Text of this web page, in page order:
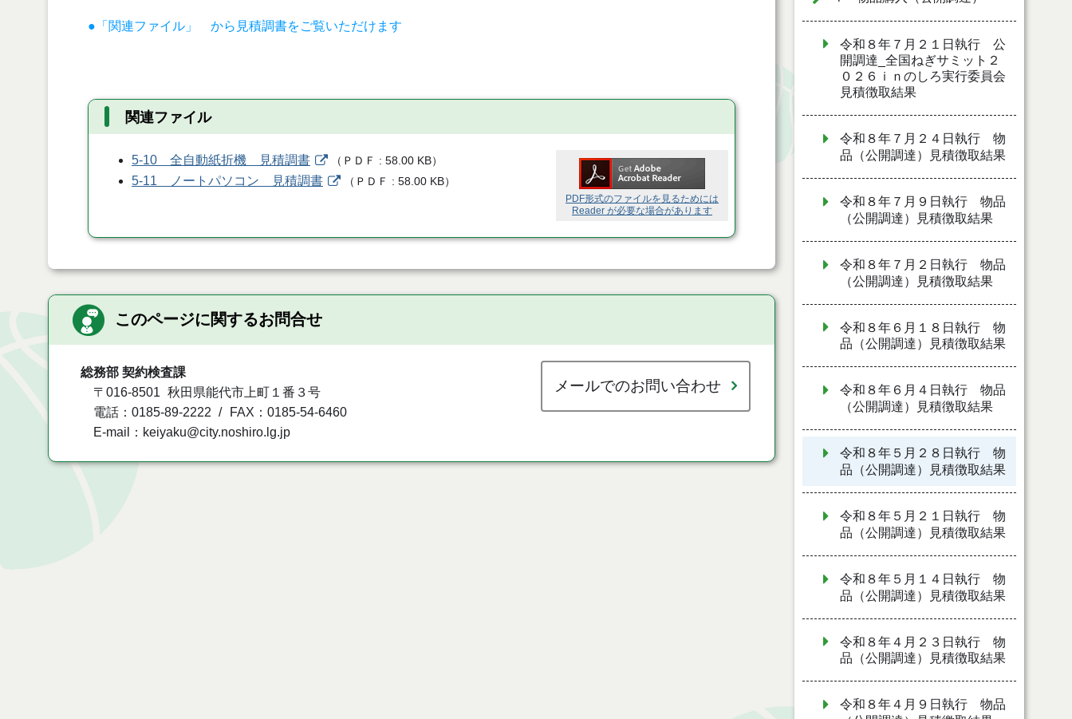
●「関連ファイル」 から見積調書をご覧いただけます
関連ファイル
PDF形式のファイルを見るためには
Reader が必要な場合があります
5-10 全自動紙折機 見積調書 （ ＰＤＦ 58.00 KB）
5-11 ノートパソコン 見積調書 （ ＰＤＦ 58.00 KB）
このページに関するお問合せ
総務部 契約検査課
〒016-8501
秋田県能代市上町１番３号
電話：0185-89-2222
FAX：0185-54-6460
E-mail：keiyaku@city.noshiro.lg.jp
メールでのお問い合わせ
令和８年７月２１日執行 公
開調達_全国ねぎサミット２
０２６ｉｎのしろ実行委員会
見積徴取結果
令和８年７月２４日執行 物
品（公開調達）見積徴取結果
令和８年７月９日執行 物品
（公開調達）見積徴取結果
令和８年７月２日執行 物品
（公開調達）見積徴取結果
令和８年６月１８日執行 物
品（公開調達）見積徴取結果
令和８年６月４日執行 物品
（公開調達）見積徴取結果
令和８年５月２８日執行 物
品（公開調達）見積徴取結果
令和８年５月２１日執行 物
品（公開調達）見積徴取結果
令和８年５月１４日執行 物
品（公開調達）見積徴取結果
令和８年４月２３日執行 物
品（公開調達）見積徴取結果
令和８年４月９日執行 物品